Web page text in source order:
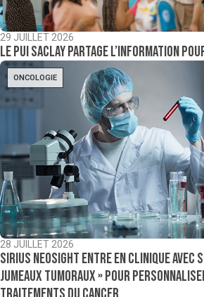
29 JUILLET 2026
Le PUI Saclay partage l’information
ONCOLOGIE
28 JUILLET 2026
Sirius NeoSight entre en clinique avec
jumeaux tumoraux » pour
traitements du cancer